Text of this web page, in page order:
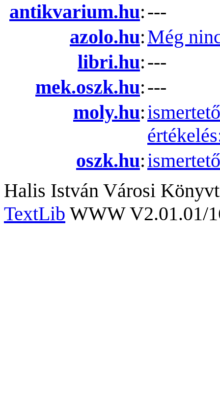
antikvarium.hu:---
azolo.hu:Még
libri.hu:---
mek.oszk.hu:---
moly.hu:ismertető
oszk.hu:ismertető
Halis István Városi
TextLib WWW V2.01.01/